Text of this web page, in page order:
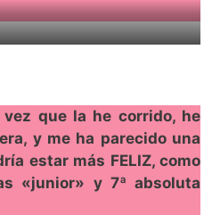
que la he corrido, he
y me ha parecido una
estar más FELIZ, como
«junior» y 7ª absoluta